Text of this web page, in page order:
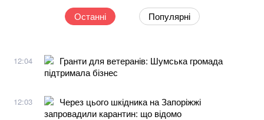
Останні Популярні
12:04
Гранти для ветеранів: Шумська громада
підтримала бізнес
12:03
Через цього шкідника на Запоріжжі
запровадили карантин: що відомо